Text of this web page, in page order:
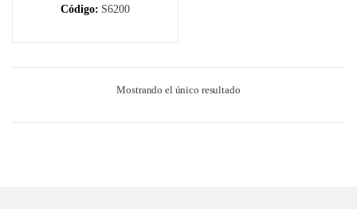
Código: S6200
Mostrando el único resultado